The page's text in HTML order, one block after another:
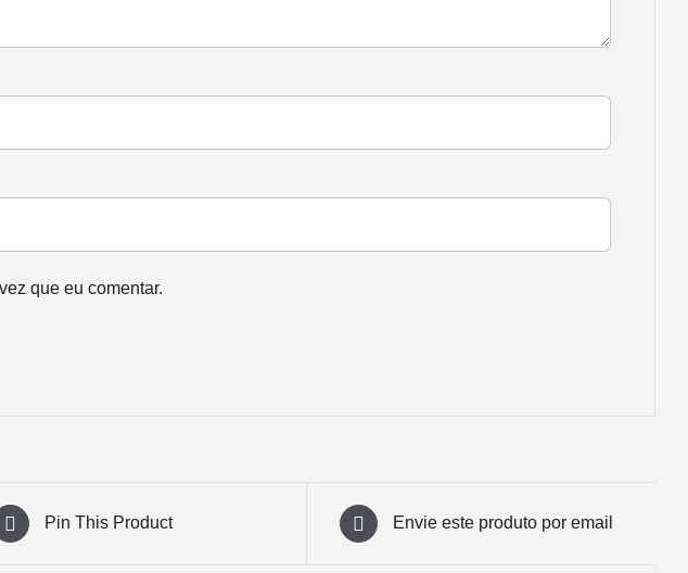
que eu comentar.
Pin This Product Envie este produto por email